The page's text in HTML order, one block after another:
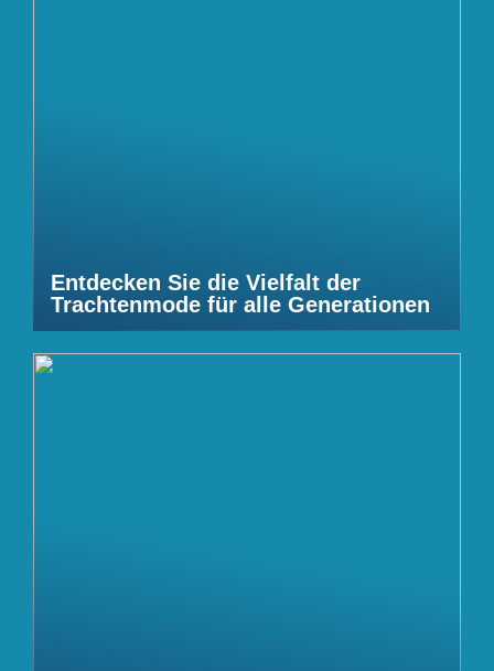
Entdecken Sie die Vielfalt der
Trachtenmode für alle Generationen